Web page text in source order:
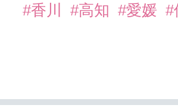
#香川
#高知 #愛媛 #